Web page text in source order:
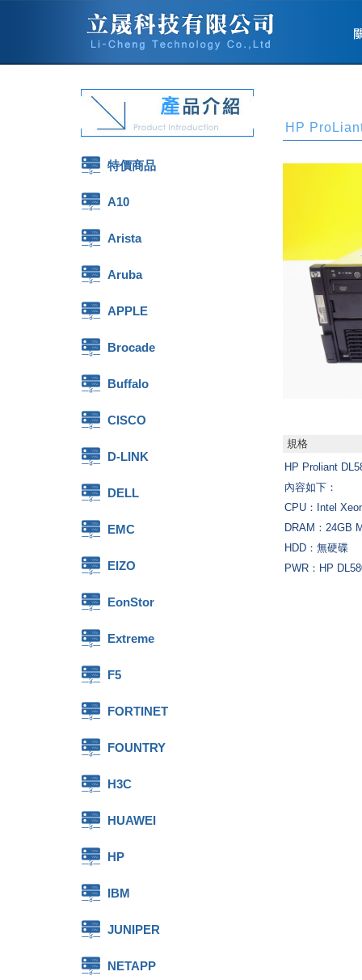
特價商品
A10
Arista
Aruba
APPLE
Brocade
Buffalo
CISCO
D-LINK
DELL
EMC
EIZO
EonStor
Extreme
F5
FORTINET
FOUNTRY
H3C
HUAWEI
HP
IBM
JUNIPER
NETAPP
HP
規格
HP Proliant
內容如下：
CPU：Intel
DRAM：24GB
HDD：無硬碟
PWR：HP